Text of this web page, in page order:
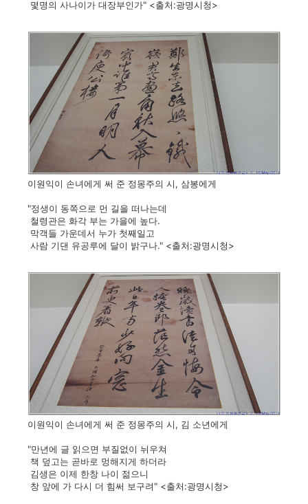
몇명의 사나이가 대장부인가" <출처:광명시청>
이원익이 손녀에게 써 준 정몽주의 시, 삼봉에게
"정생이 동쪽으로 먼 길을 떠나는데
철령관은 화각 부는 가을에 높다.
막객들 가운데서 누가 첫째일고
사람 기댄 유공루에 달이 밝구나." <출처:광명시청>
이원익이 손녀에게 써 준 정몽주의 시, 김 소년에게
"만년에 글 읽으면 부질없이 뉘우쳐
책 덮고는 곧바로 멍해지게 하더라
김생은 이제 한창 나이 젊으니
창 앞에 가 다시 더 힘써 보구려" <출처:광명시청>